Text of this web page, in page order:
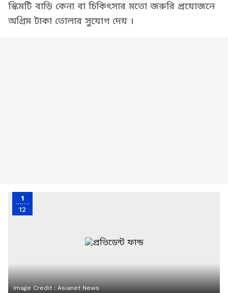
স্কিমটি বাড়ি কেনা বা চিকিৎসার মতো জরুরি প্রয়োজনে
অগ্রিম টাকা তোলার সুযোগ দেয় ।
1
12
Image Credit :Asianet News